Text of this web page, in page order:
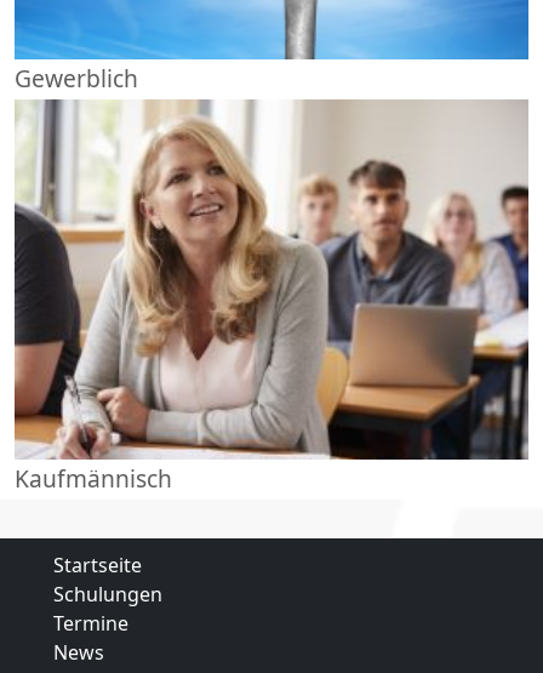
Gewerblich
Kaufmännisch
Startseite
Schulungen
Termine
News